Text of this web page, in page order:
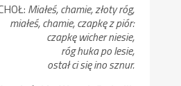
Miałeś, chamie, złoty róg,
miałeś, chamie, czapkę z piór:
czapkę wicher niesie,
róg huka po lesie,
ostał ci się ino sznur.